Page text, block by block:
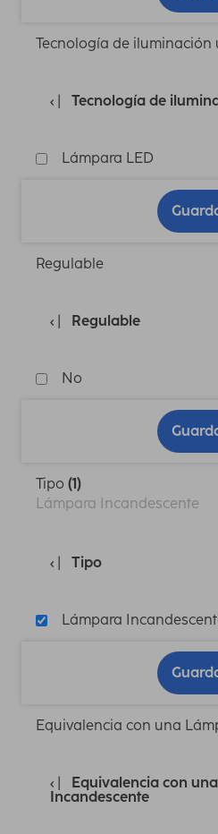
Tecnología de iluminación
Tecnología de
Lámpara LED
Regulable
Regulable
No
Tipo (1)
Lámpara Incandescente
Tipo
Lámpara
Equivalencia con una
Equivalencia con
Incandescente